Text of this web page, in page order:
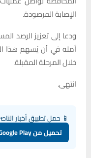
الإصابة المرصودة.
ودعا إلى تعزيز الرصد
أمله في أن يُسهم هذا
خلال المرحلة المقبلة.
انتهى.
📱 حمل تطبيق أخبار
تحميل من Google Play